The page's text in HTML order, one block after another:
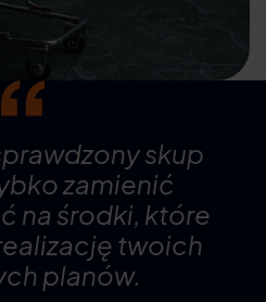
skup
zamienić
na środki, które
twoich
planów.